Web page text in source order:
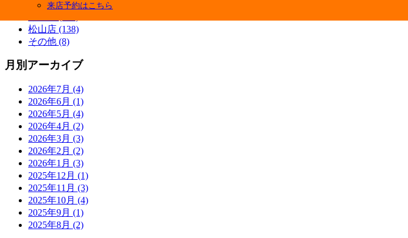
来店予約はこちら
四国中央店 (133)
松山店 (138)
その他 (8)
月別アーカイブ
2026年7月 (4)
2026年6月 (1)
2026年5月 (4)
2026年4月 (2)
2026年3月 (3)
2026年2月 (2)
2026年1月 (3)
2025年12月 (1)
2025年11月 (3)
2025年10月 (4)
2025年9月 (1)
2025年8月 (2)